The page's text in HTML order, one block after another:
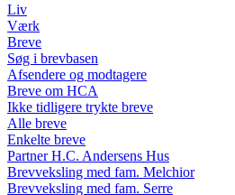
Liv
Værk
Breve
Søg i brevbasen
Afsendere og modtagere
Breve om HCA
Ikke tidligere trykte breve
Alle breve
Enkelte breve
Partner H.C. Andersens Hus
Brevveksling med fam. Melchior
Brevveksling med fam. Serre